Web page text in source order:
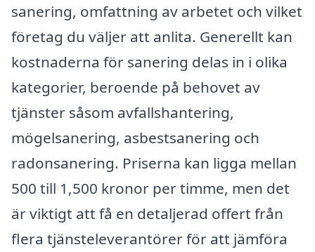
sanering, omfattning av arbetet och vilket
företag du väljer att anlita. Generellt kan
kostnaderna för sanering delas in i olika
kategorier, beroende på behovet av
tjänster såsom avfallshantering,
mögelsanering, asbestsanering och
radonsanering. Priserna kan ligga mellan
500 till 1,500 kronor per timme, men det
är viktigt att få en detaljerad offert från
flera tjänsteleverantörer för att jämföra